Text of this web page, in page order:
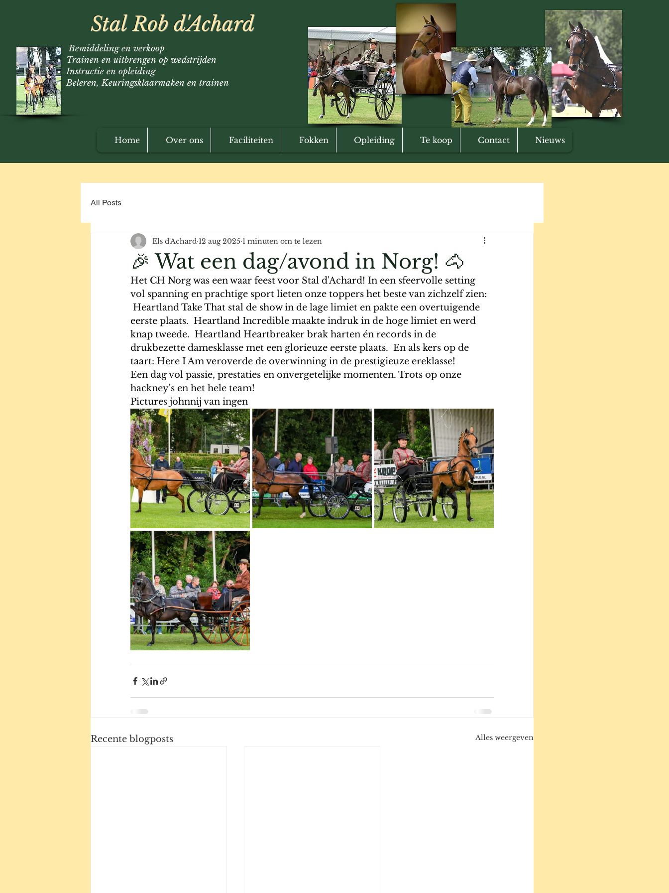
Bemiddeling en verkoop
Trainen en uitbrengen op wedstrijden
Instructie en opleiding
Beleren, Keuringsklaarmaken en trainen
Home Over ons Faciliteiten Fokken Opleiding Te koop Contact Nieuws
Stal Rob d'Achard
All Posts
🎉 Wat een dag/avond in Norg! 🐴
Els d'Achard 12 aug 2025 1 minuten om te lezen
Het CH Norg was een waar feest voor Stal d'Achard! In een sfeervolle setting
vol spanning en prachtige sport lieten onze toppers het beste van zichzelf zien:
Heartland Take That stal de show in de lage limiet en pakte een overtuigende
eerste plaats.  Heartland Incredible maakte indruk in de hoge limiet en werd
knap tweede.  Heartland Heartbreaker brak harten én records in de
drukbezette damesklasse met een glorieuze eerste plaats.  En als kers op de
taart: Here I Am veroverde de overwinning in de prestigieuze ereklasse!
Een dag vol passie, prestaties en onvergetelijke momenten. Trots op onze
hackney's en het hele team!
Pictures johnnij van ingen
Recente blogposts Alles weergeven